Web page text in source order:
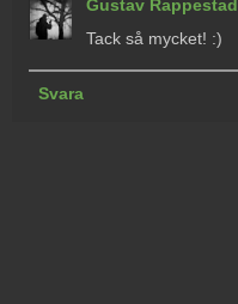
Gustav Rappestad
Tack så mycket! :)
Svara